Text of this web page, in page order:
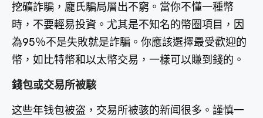
挖礦詐騙，龐氏騙局層出不窮。當你不懂一種幣
時，不要輕易投資。尤其是不知名的幣圈項目，因
為95％不是失敗就是詐騙。你應該選擇最受歡迎的
幣，如比特幣和以太幣交易，一樣可以賺到錢的。
錢包或交易所被駭
这些年钱包被盗，交易所被骇的新闻很多。謹慎一